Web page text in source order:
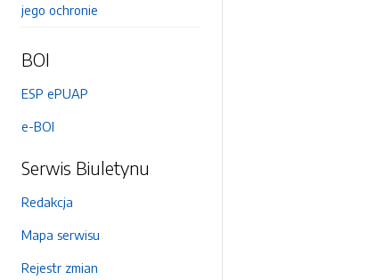
jego ochronie
BOI
ESP ePUAP
e-BOI
Serwis Biuletynu
Redakcja
Mapa serwisu
Rejestr zmian